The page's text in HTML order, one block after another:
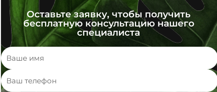
Оставьте заявку, чтобы получить
бесплатную консультацию нашего
специалиста